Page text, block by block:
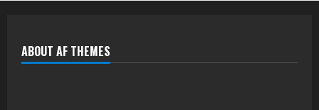
ABOUT AF THEMES